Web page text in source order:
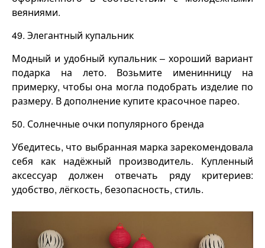
веяниями.
49. Элегантный купальник
Модный и удобный купальник – хороший вариант
подарка на лето. Возьмите именинницу на
примерку, чтобы она могла подобрать изделие по
размеру. В дополнение купите красочное парео.
50. Солнечные очки популярного бренда
Убедитесь, что выбранная марка зарекомендовала
себя как надёжный производитель. Купленный
аксессуар должен отвечать ряду критериев:
удобство, лёгкость, безопасность, стиль.